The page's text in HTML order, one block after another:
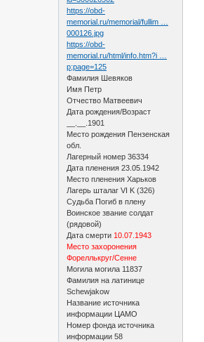
https://obd-
memorial.ru/memorial/fullim …
000126.jpg
https://obd-
memorial.ru/html/info.htm?i …
p;page=125
Фамилия Шевяков
Имя Петр
Отчество Матвеевич
Дата рождения/Возраст
__.__.1901
Место рождения Пензенская
обл.
Лагерный номер 36334
Дата пленения 23.05.1942
Место пленения Харьков
Лагерь шталаг VI K (326)
Судьба Погиб в плену
Воинское звание солдат
(рядовой)
Дата смерти 10.07.1943
Место захоронения
Фореллькруг/Сенне
Могила могила 11837
Фамилия на латинице
Schewjakow
Название источника
информации ЦАМО
Номер фонда источника
информации 58